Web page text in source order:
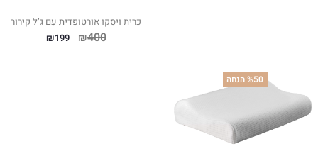
כרית ויסקו אורטופדית עם ג’ל קירור
₪400
₪199
%50 הנחה